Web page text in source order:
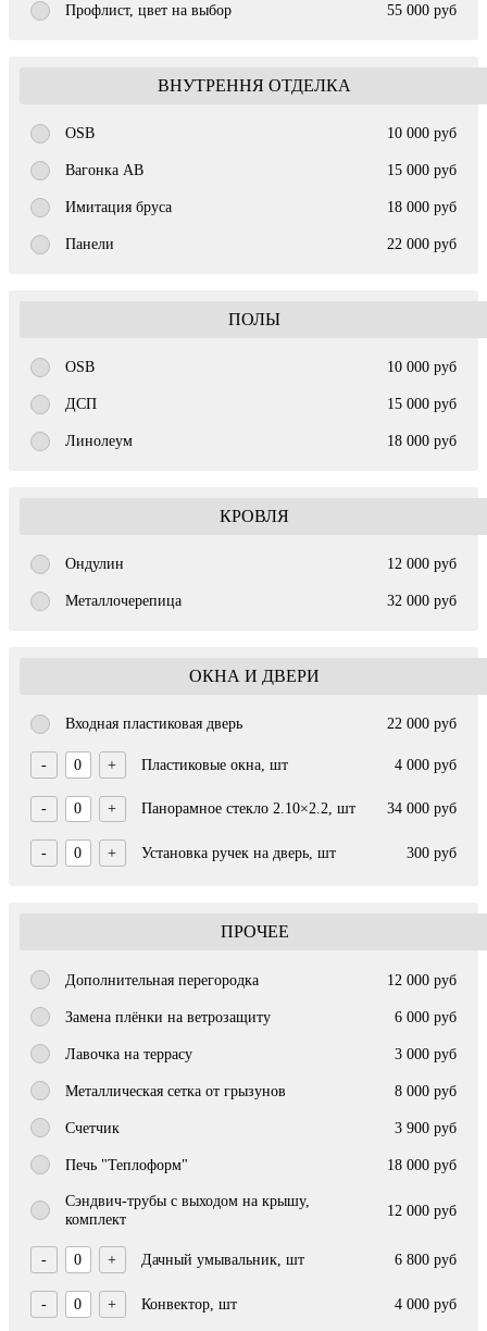
Профлист, цвет на выбор 55 000 руб
ВНУТРЕННЯ ОТДЕЛКА
OSB 10 000 руб
Вагонка AB 15 000 руб
Имитация бруса 18 000 руб
Панели 22 000 руб
ПОЛЫ
OSB 10 000 руб
ДСП 15 000 руб
Линолеум 18 000 руб
КРОВЛЯ
Ондулин 12 000 руб
Металлочерепица 32 000 руб
ОКНА И ДВЕРИ
Входная пластиковая дверь 22 000 руб
- 0 + Пластиковые окна, шт 4 000 руб
- 0 + Панорамное стекло 2.10×2.2, шт 34 000 руб
- 0 + Установка ручек на дверь, шт 300 руб
ПРОЧЕЕ
Дополнительная перегородка 12 000 руб
Замена плёнки на ветрозащиту 6 000 руб
Лавочка на террасу 3 000 руб
Металлическая сетка от грызунов 8 000 руб
Счетчик 3 900 руб
Печь "Теплоформ" 18 000 руб
Сэндвич-трубы с выходом на крышу,
комплект
12 000 руб
- 0 + Дачный умывальник, шт 6 800 руб
- 0 + Конвектор, шт 4 000 руб